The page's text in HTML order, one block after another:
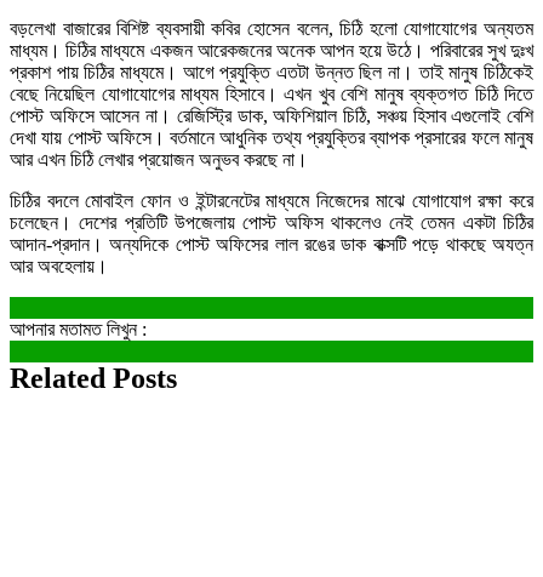
বড়লেখা বাজারের বিশিষ্ট ব্যবসায়ী কবির হোসেন বলেন, চিঠি হলো যোগাযোগের অন্যতম
মাধ্যম। চিঠির মাধ্যমে একজন আরেকজনের অনেক আপন হয়ে উঠে। পরিবারের সুখ দুঃখ
প্রকাশ পায় চিঠির মাধ্যমে। আগে প্রযুক্তি এতটা উন্নত ছিল না। তাই মানুষ চিঠিকেই
বেছে নিয়েছিল যোগাযোগের মাধ্যম হিসাবে। এখন খুব বেশি মানুষ ব্যক্তগত চিঠি দিতে
পোস্ট অফিসে আসেন না। রেজিস্ট্রি ডাক, অফিশিয়াল চিঠি, সঞ্চয় হিসাব এগুলোই বেশি
দেখা যায় পোস্ট অফিসে। বর্তমানে আধুনিক তথ্য প্রযুক্তির ব্যাপক প্রসারের ফলে মানুষ
আর এখন চিঠি লেখার প্রয়োজন অনুভব করছে না।
চিঠির বদলে মোবাইল ফোন ও ইন্টারনেটের মাধ্যমে নিজেদের মাঝে যোগাযোগ রক্ষা করে
চলেছেন। দেশের প্রতিটি উপজেলায় পোস্ট অফিস থাকলেও নেই তেমন একটা চিঠির
আদান-প্রদান। অন্যদিকে পোস্ট অফিসের লাল রঙের ডাক বাক্সটি পড়ে থাকছে অযত্ন
আর অবহেলায়।
আপনার মতামত লিখুন :
Related Posts